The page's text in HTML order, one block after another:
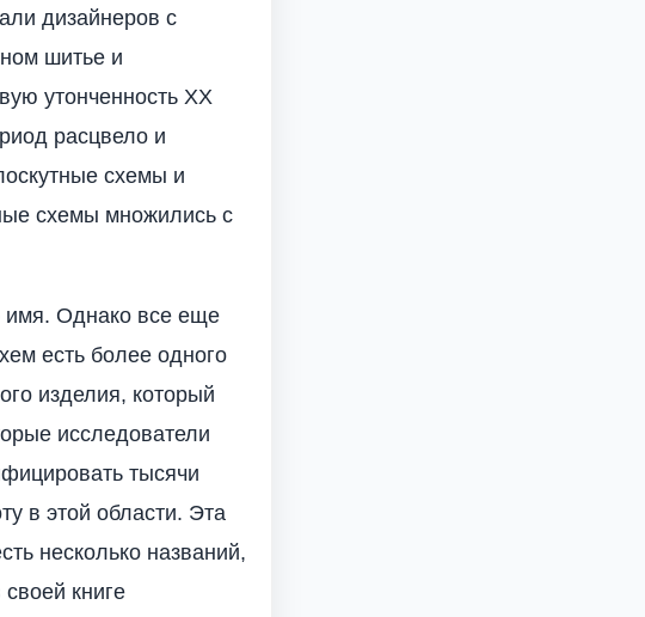
дизайнеров с
шитье и
утонченность XX
расцвело и
схемы и
схемы множились с
имя. Однако все еще
есть более одного
изделия, который
исследователи
тысячи
в этой области. Эта
несколько названий,
книге